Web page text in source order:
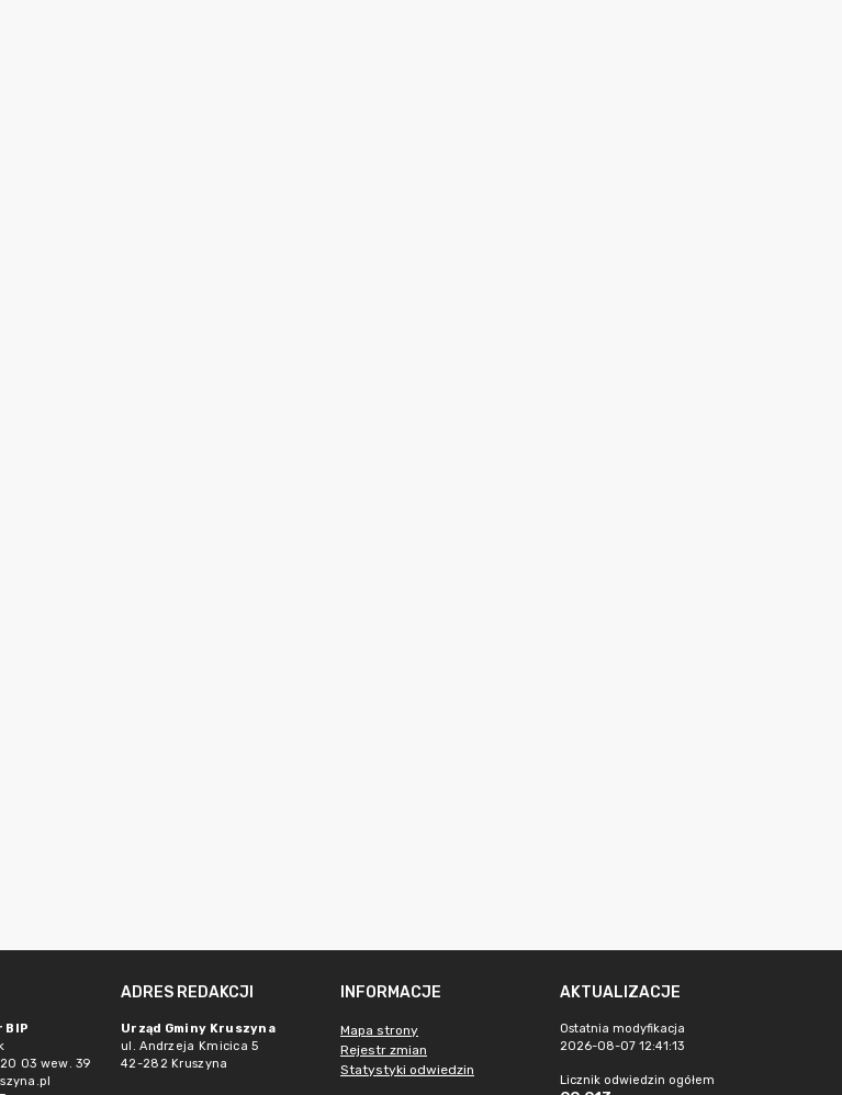
03 wew. 39
ADRES REDAKCJI
Urząd Gminy Kruszyna
ul. Andrzeja Kmicica 5
42-282 Kruszyna
INFORMACJE
Mapa strony
Rejestr zmian
Statystyki odwiedzin
AKTUALIZACJE
Ostatnia modyfikacja
2026-08-07 12:41:13
Licznik odwiedzin ogółem